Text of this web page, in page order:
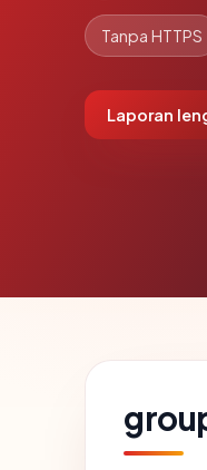
Tanpa HTTPS
Laporan